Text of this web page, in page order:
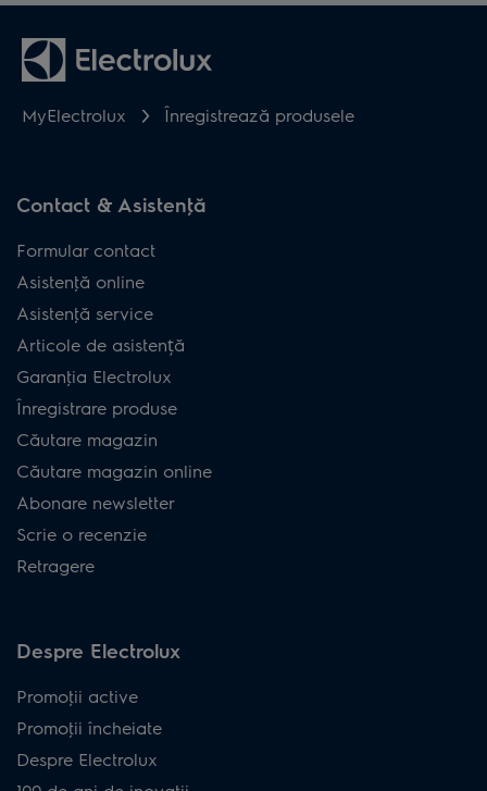
MyElectrolux Înregistrează produsele
Contact & Asistenţă
Formular contact
Asistenţă online
Asistenţă service
Articole de asistență
Garanţia Electrolux
Înregistrare produse
Căutare magazin
Căutare magazin online
Abonare newsletter
Scrie o recenzie
Retragere
Despre Electrolux
Promoţii active
Promoţii încheiate
Despre Electrolux